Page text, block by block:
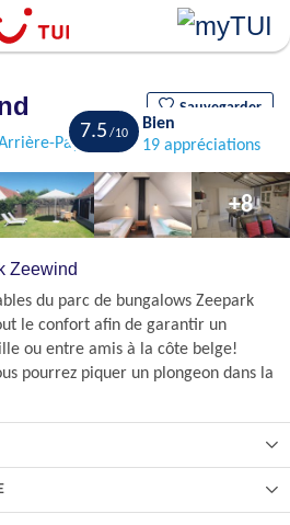
Sauvegarder
Pays de Bruges Bredene
7.5
Bien
19 appréciations
+8
Zeewind
du parc de bungalows Zeepark
le confort afin de garantir un
ou entre amis à la côte belge!
pourrez piquer un plongeon dans la